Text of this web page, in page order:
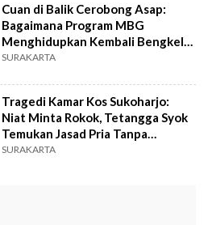
Cuan di Balik Cerobong Asap:
Bagaimana Program MBG
Menghidupkan Kembali Bengkel
Las Tua di Sukoharjo
SURAKARTA
Tragedi Kamar Kos Sukoharjo:
Niat Minta Rokok, Tetangga Syok
Temukan Jasad Pria Tanpa
Identitas
SURAKARTA